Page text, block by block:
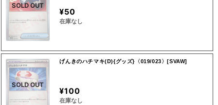
SOLD OUT
¥50
在庫なし
SOLD OUT
げんきのハチマキ(D){グッズ}〈019/023〉[SVAW]
¥100
在庫なし